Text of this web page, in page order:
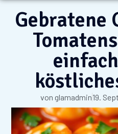
Gebratene
von glamadmin19.